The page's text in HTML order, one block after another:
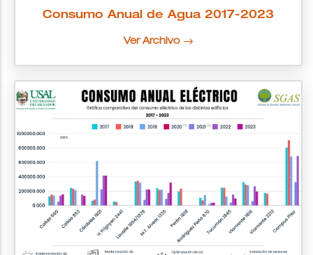
Consumo Anual de Agua 2017-2023
Ver Archivo